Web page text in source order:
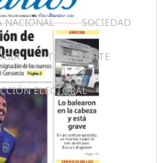
NACIONAL SOCIEDAD
TRANSPORTE
ELECTORAL